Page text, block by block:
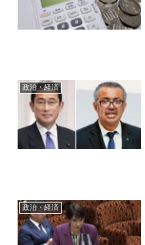
政治・経済
政治・経済